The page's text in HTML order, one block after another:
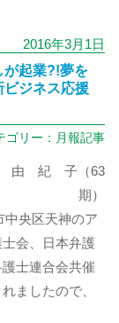
2016年3月1日
が起業?!夢を
ビジネス応援
ゴリー： 月報記事
由 紀 子（63
期）
中央区天神のア
会、日本弁護
士連合会共催
ましたので、